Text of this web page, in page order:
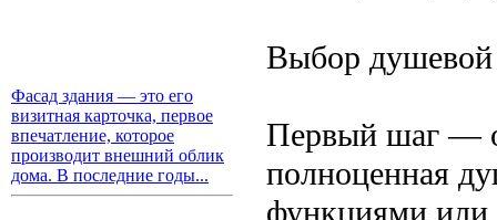
Фасад здания — это его
визитная карточка, первое
впечатление, которое
производит внешний облик
дома. В последние годы...
Выбор душевой
Первый шаг —
полноценная
функциями или